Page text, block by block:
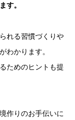
す。
れる習慣づくりや
わかります。
ためのヒントも提
作りのお手伝いに